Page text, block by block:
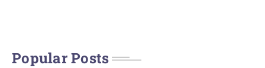
Popular Posts